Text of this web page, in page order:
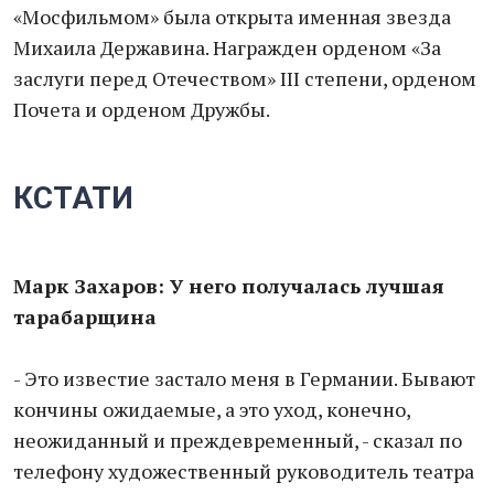
«Мосфильмом» была открыта именная звезда
Михаила Державина. Награжден орденом «За
заслуги перед Отечеством» III степени, орденом
Почета и орденом Дружбы.
КСТАТИ
Марк Захаров: У него получалась лучшая
тарабарщина
- Это известие застало меня в Германии. Бывают
кончины ожидаемые, а это уход, конечно,
неожиданный и преждевременный, - сказал по
телефону художественный руководитель театра